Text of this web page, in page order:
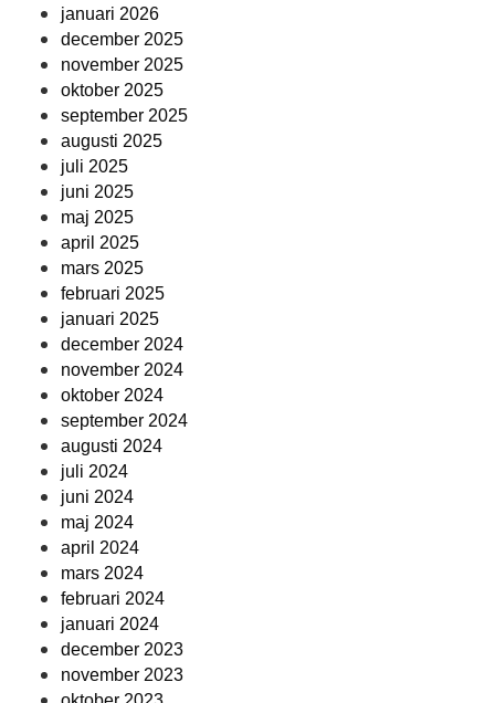
januari 2026
december 2025
november 2025
oktober 2025
september 2025
augusti 2025
juli 2025
juni 2025
maj 2025
april 2025
mars 2025
februari 2025
januari 2025
december 2024
november 2024
oktober 2024
september 2024
augusti 2024
juli 2024
juni 2024
maj 2024
april 2024
mars 2024
februari 2024
januari 2024
december 2023
november 2023